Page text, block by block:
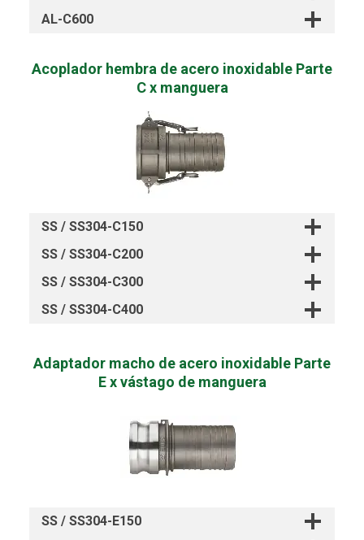
AL-C600
Acoplador hembra de acero inoxidable Parte
C x manguera
SS / SS304-C150
SS / SS304-C200
SS / SS304-C300
SS / SS304-C400
Adaptador macho de acero inoxidable Parte
E x vástago de manguera
SS / SS304-E150